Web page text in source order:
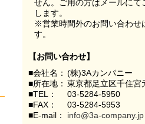
せん。ご用の方はメールに
します。
※営業時間外のお問い合わせ
す。
【お問い合わせ】
■会社名： (株)3Aカンパニー
■所在地： 東京都足立区千住
■TEL：
03-5284-5950
■FAX：
03-5284-5953
■E-mail：
info@3a-company.jp